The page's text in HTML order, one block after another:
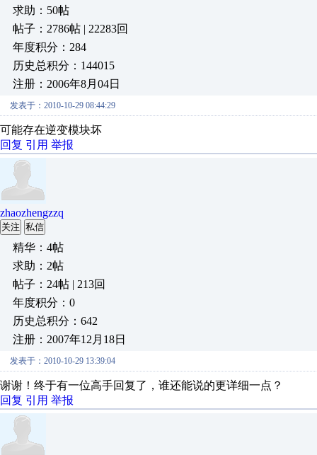
求助：50帖
帖子：2786帖 | 22283回
年度积分：284
历史总积分：144015
注册：2006年8月04日
发表于：2010-10-29 08:44:29
可能存在逆变模块坏
回复 引用 举报
zhaozhengzzq
关注 私信
精华：4帖
求助：2帖
帖子：24帖 | 213回
年度积分：0
历史总积分：642
注册：2007年12月18日
发表于：2010-10-29 13:39:04
谢谢！终于有一位高手回复了，谁还能说的更详细一点？
回复 引用 举报